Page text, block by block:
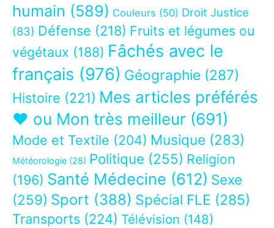
humain (589) Couleurs (50) Droit Justice
(83) Défense (218) Fruits et légumes ou
végétaux (188) Fâchés avec le
français (976) Géographie (287)
Histoire (221) Mes articles préférés
❤ ou Mon très meilleur (691)
Mode et Textile (204) Musique (283)
Météorologie (28) Politique (255) Religion
(196) Santé Médecine (612) Sexe
(259) Sport (388) Spécial FLE (285)
Transports (224) Télévision (148)